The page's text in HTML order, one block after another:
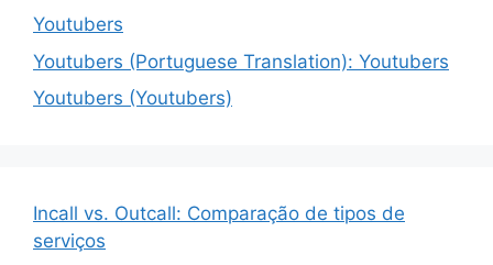
Youtubers
Youtubers (Portuguese Translation): Youtubers
Youtubers (Youtubers)
Incall vs. Outcall: Comparação de tipos de
serviços